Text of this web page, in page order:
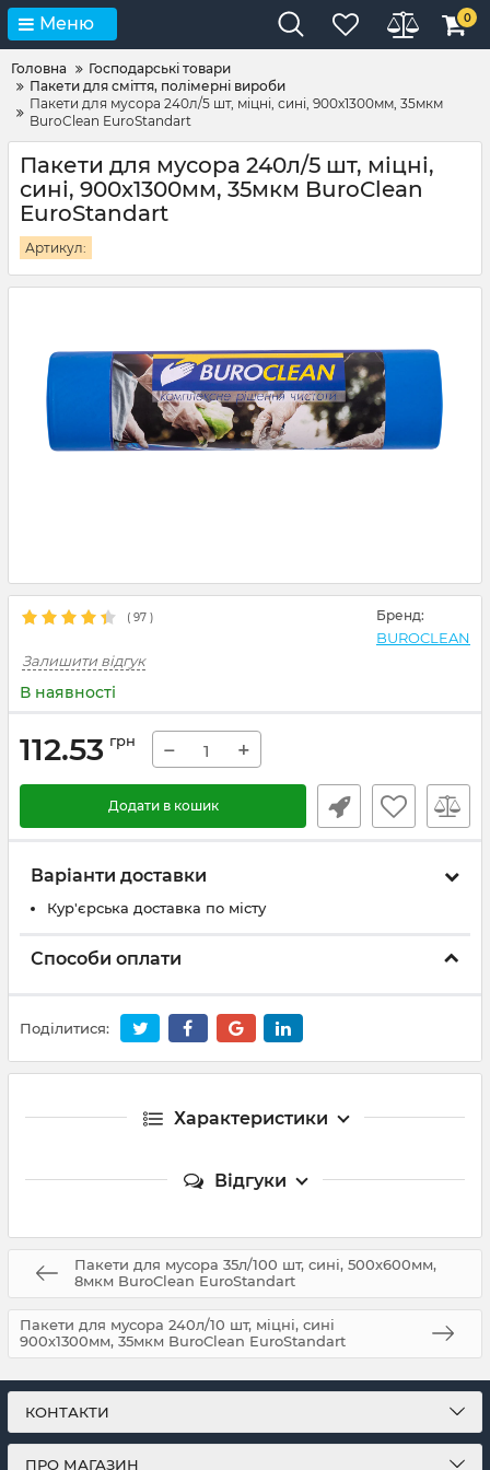
Меню 0
Головна
Господарські товари
Пакети для сміття, полімерні вироби
Пакети для мусора 240л/5 шт, міцні, сині, 900х1300мм, 35мкм
BuroClean EuroStandart
Пакети для мусора 240л/5 шт, міцні,
сині, 900х1300мм, 35мкм BuroClean
EuroStandart
Артикул:
( 97 ) Бренд:
BUROCLEAN
Залишити відгук
В наявності
112.53 грн − +
Додати в кошик
Варіанти доставки
Кур'єрська доставка по місту
Способи оплати
Поділитися:
Характеристики
Відгуки
Пакети для мусора 35л/100 шт, сині, 500х600мм,
8мкм BuroClean EuroStandart
Пакети для мусора 240л/10 шт, міцні, сині
900х1300мм, 35мкм BuroClean EuroStandart
КОНТАКТИ
ПРО МАГАЗИН